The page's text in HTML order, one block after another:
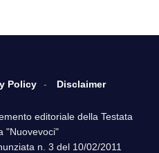
Policy Disclaimer
editoriale della Testata
"Nuovevoci"
n. 3 del 10/02/2011